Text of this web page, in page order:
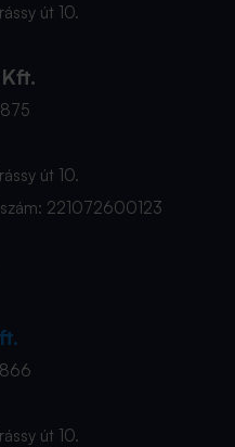
út 10.
út 10.
221072600123
út 10.